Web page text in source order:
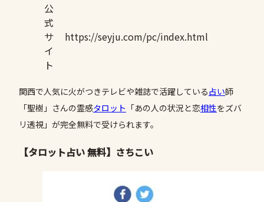
公
式
サ
イ
ト
https://seyju.com/pc/index.html
関西で人気に火がつきテレビや雑誌で活躍している占い師
「聖樹」さんの霊感タロット 「あの人の状況と恋相性をズバ
リ透視」が完全無料で受けられます。
【タロット占い 無料】さちこい